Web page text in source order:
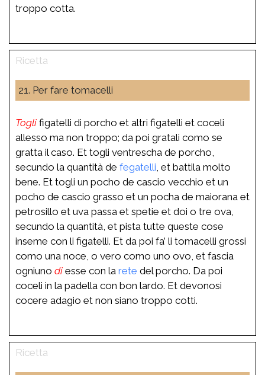
troppo cotta.
21. Per fare tomacelli
Togli figatelli di porcho et altri figatelli et coceli
allesso ma non troppo; da poi gratali como se
gratta il caso. Et togli ventrescha de porcho,
secundo la quantità de fegatelli , et battila molto
bene. Et togli un pocho de cascio vecchio et un
pocho de cascio grasso et un pocha de maiorana et
petrosillo et uva passa et spetie et doi o tre ova,
secundo la quantità, et pista tutte queste cose
inseme con li figatelli. Et da poi fa’ li tomacelli grossi
como una noce, o vero como uno ovo, et fascia
ogniuno di esse con la rete del porcho. Da poi
coceli in la padella con bon lardo. Et devonosi
cocere adagio et non siano troppo cotti.